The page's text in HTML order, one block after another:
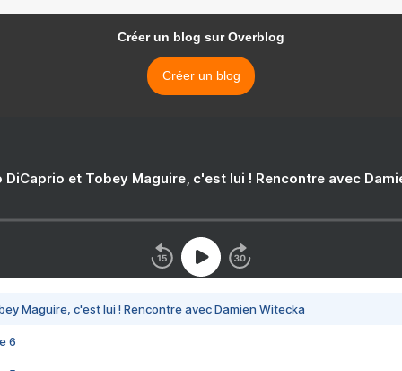
Créer un blog sur Overblog
Créer un blog
DiCaprio et Tobey Maguire, c'est lui ! Rencontre avec
Maguire, c'est lui ! Rencontre avec Damien Witecka
6